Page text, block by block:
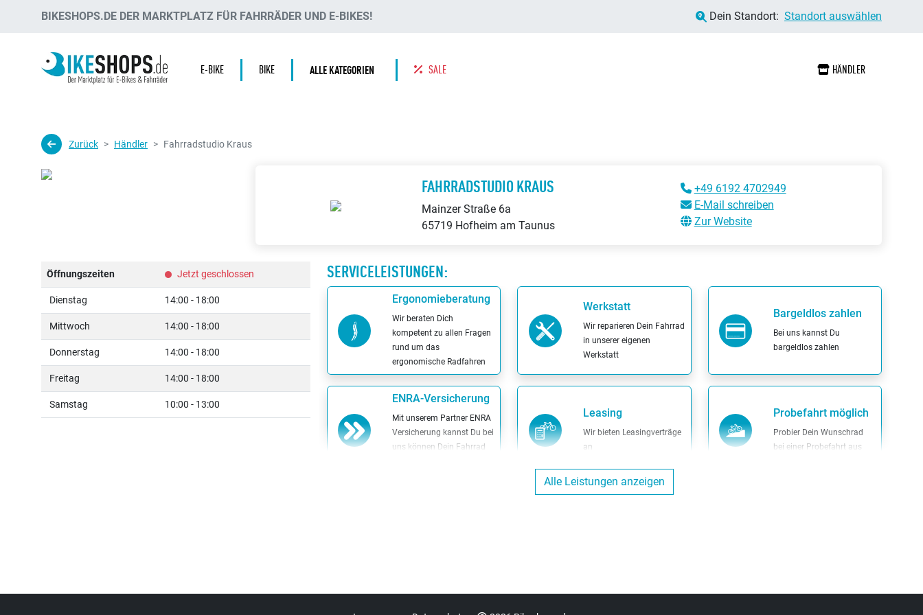
BIKESHOPS.DE DER MARKTPLATZ FÜR FAHRRÄDER UND E-BIKES! Dein Standort: Standort auswählen
E-BIKE BIKE ALLE KATEGORIEN SALE HÄNDLER
Zurück Händler Fahrradstudio Kraus
FAHRRADSTUDIO KRAUS
Mainzer Straße 6a
65719 Hofheim am Taunus
+49 6192 4702949
E-Mail schreiben
Zur Website
Öffnungszeiten Jetzt geschlossen
Dienstag 14:00 - 18:00
Mittwoch 14:00 - 18:00
Donnerstag 14:00 - 18:00
Freitag 14:00 - 18:00
Samstag 10:00 - 13:00
SERVICELEISTUNGEN:
Ergonomieberatung
Wir beraten Dich
kompetent zu allen Fragen
rund um das
ergonomische Radfahren
Werkstatt
Wir reparieren Dein Fahrrad
in unserer eigenen
Werkstatt
Bargeldlos zahlen
Bei uns kannst Du
bargeldlos zahlen
ENRA-Versicherung
Mit unserem Partner ENRA
Versicherung kannst Du bei
uns können Dein Fahrrad
Leasing
Wir bieten Leasingverträge
an
Probefahrt möglich
Probier Dein Wunschrad
bei einer Probefahrt aus
Beratungs-Termine
Wertgarantie-
Alle Leistungen anzeigen